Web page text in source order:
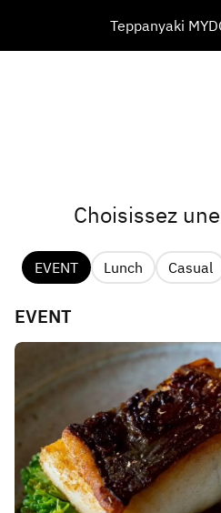
​Teppanyaki
Choisissez
EVENT Lunch Casual
EVENT